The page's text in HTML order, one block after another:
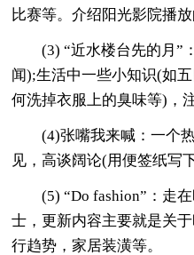
比赛等。介绍阳光影院播放
(3) “近水楼台先的月”
闻);生活中一些小知识(如
何洗掉衣服上的臭味等)，
(4)张嘴我来喊：一个热
见，高谈阔论(用便签纸写
(5) “Do fashion”：走在
士，更新内容主要就是关
行趋势，家居装潢等。